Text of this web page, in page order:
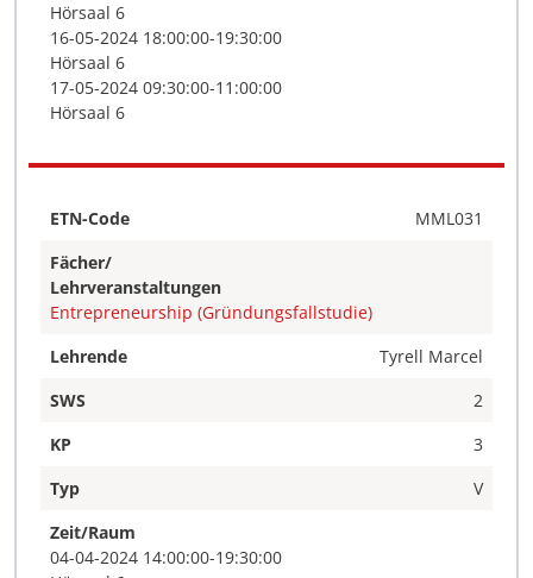
Hörsaal 6
16-05-2024 18:00:00-19:30:00
Hörsaal 6
17-05-2024 09:30:00-11:00:00
Hörsaal 6
ETN-Code
MML031
Fächer/
Lehrveranstaltungen
Entrepreneurship (Gründungsfallstudie)
Lehrende
Tyrell Marcel
SWS
2
KP
3
Typ
V
Zeit/Raum
04-04-2024 14:00:00-19:30:00